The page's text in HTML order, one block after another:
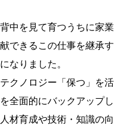
中を見て育つうちに家業
できるこの仕事を継承す
なりました。
クノロジー「保つ」を活
全面的にバックアップし
材育成や技術・知識の向